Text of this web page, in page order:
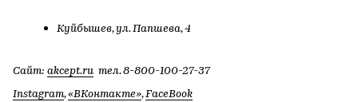
Куйбышев, ул. Папшева, 4
Сайт: akcept.ru тел. 8-800-100-27-37
Instagram,«ВКонтакте»,FaceBook